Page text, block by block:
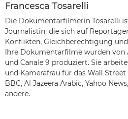
Francesca Tosarelli
Die Dokumentarfilmerin Tosarelli
Journalistin, die sich auf
Konflikten, Gleichberechtigung
Ihre Dokumentarfilme wurden von
und Canale 9 produziert. Sie
und Kamerafrau für das Wall Street
BBC, Al Jazeera Arabic, Yahoo
andere.